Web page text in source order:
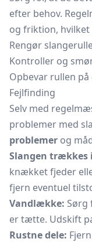
efter behov.
og friktion,
Rengør
Kontroller og
Opbevar rullen
Fejlfinding
Selv med
problemer med
problemer og
Slangen trækkes
knækket fjeder
fjern eventuel
Vandlække: Sørg
er tætte. Udskift
Rustne dele: